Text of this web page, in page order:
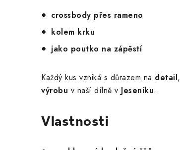
crossbody přes rameno
kolem krku
jako poutko na zápěstí
Každý kus vzniká s důrazem na detail,
výrobu v naší dílně v Jeseníku.
Vlastnosti